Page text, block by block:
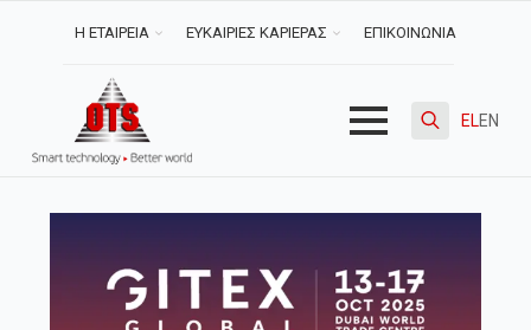
Η ΕΤΑΙΡΕΙΑ ΕΥΚΑΙΡΙΕΣ ΚΑΡΙΕΡΑΣ ΕΠΙΚΟΙΝΩΝΙΑ
ELEN